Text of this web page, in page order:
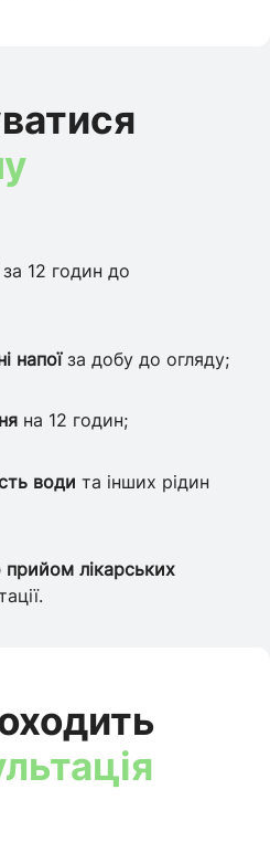
за 12 годин до
напоїза добу до огляду;
на 12 годин;
води та інших рідин
прийом лікарських